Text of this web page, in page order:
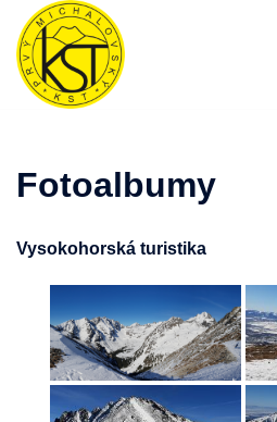
Preskočiť
obsah
Fotoalbumy
Vysokohorská turistika